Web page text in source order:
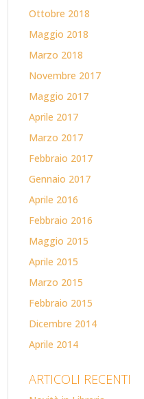
Ottobre 2018
Maggio 2018
Marzo 2018
Novembre 2017
Maggio 2017
Aprile 2017
Marzo 2017
Febbraio 2017
Gennaio 2017
Aprile 2016
Febbraio 2016
Maggio 2015
Aprile 2015
Marzo 2015
Febbraio 2015
Dicembre 2014
Aprile 2014
ARTICOLI RECENTI